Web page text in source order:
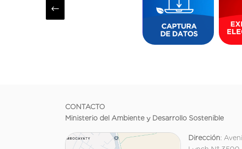
#
CONTACTO
Ministerio del Ambiente y Desarrollo Sostenible
Dirección: